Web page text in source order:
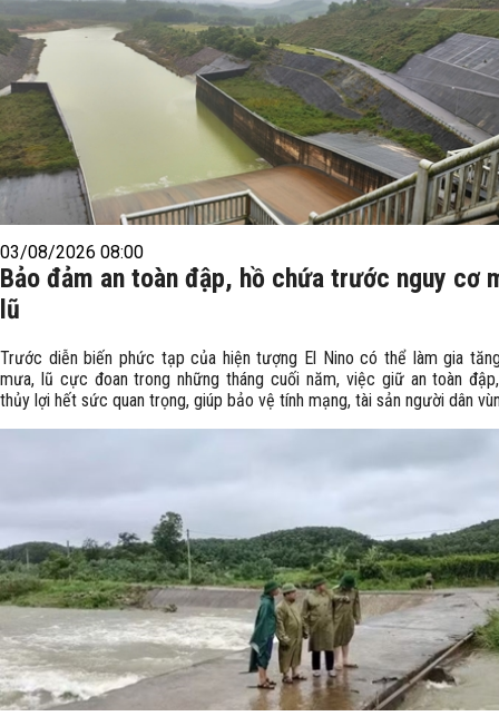
03/08/2026 08:00
Bảo đảm an toàn đập, hồ chứa trước nguy cơ
lũ
Trước diễn biến phức tạp của hiện tượng El Nino có thể làm gia
mưa, lũ cực đoan trong những tháng cuối năm, việc giữ an toàn
thủy lợi hết sức quan trọng, giúp bảo vệ tính mạng, tài sản người dân